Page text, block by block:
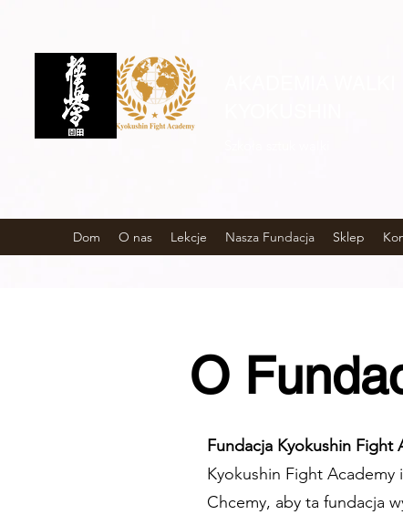
Dom O nas Lekcje Nasza Fundacja Sklep
O
Fundacja Kyokushin Fight
Kyokushin Fight Academy
Chcemy, aby ta fundacja